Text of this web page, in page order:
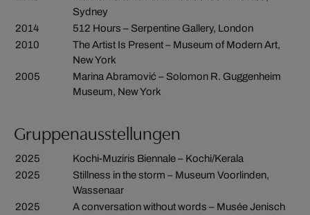
Sydney
2014
512 Hours – Serpentine Gallery, London
2010
The Artist Is Present – Museum of Modern Art,
New York
2005
Marina Abramović – Solomon R. Guggenheim
Museum, New York
Gruppenausstellungen
2025
Kochi-Muziris Biennale – Kochi/Kerala
2025
Stillness in the storm – Museum Voorlinden,
Wassenaar
2025
A conversation without words – Musée Jenisch